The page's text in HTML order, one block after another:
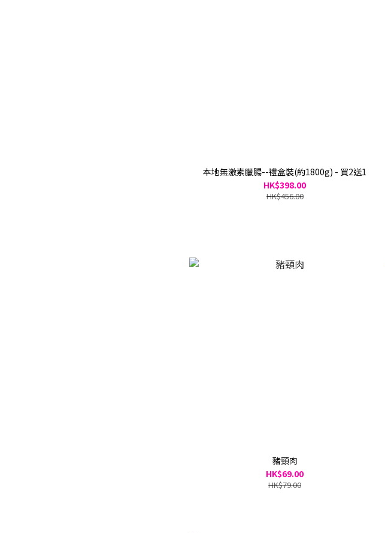
本地無激素臘腸--禮盒裝(約1800g) - 買2送1
HK$398.00
HK$456.00
豬頸肉
HK$69.00
HK$79.00